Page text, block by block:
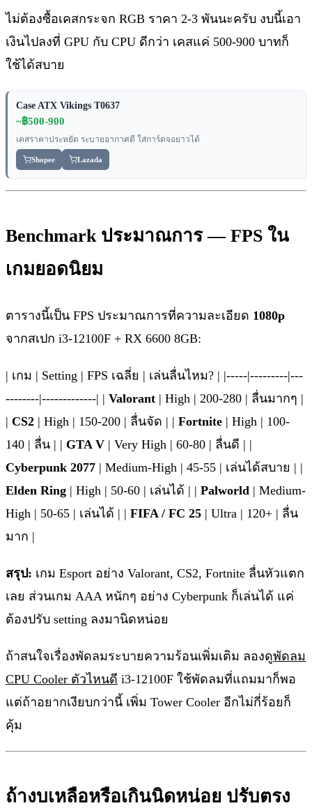
ไม่ต้องซื้อเคสกระจก RGB ราคา 2-3 พันนะครับ งบนี้เอา
เงินไปลงที่ GPU กับ CPU ดีกว่า เคสแค่ 500-900 บาทก็
ใช้ได้สบาย
Case ATX Vikings T0637
~฿500-900
เคสราคาประหยัด ระบายอากาศดี ใส่การ์ดจอยาวได้
Shopee Lazada
Benchmark ประมาณการ — FPS ใน
เกมยอดนิยม
ตารางนี้เป็น FPS ประมาณการที่ความละเอียด 1080p
จากสเปก i3-12100F + RX 6600 8GB:
| เกม | Setting | FPS เฉลี่ย | เล่นลื่นไหม? | |-----|---------|---
--------|-------------| | Valorant | High | 200-280 | ลื่นมากๆ |
| CS2 | High | 150-200 | ลื่นจัด | | Fortnite | High | 100-
140 | ลื่น | | GTA V | Very High | 60-80 | ลื่นดี | |
Cyberpunk 2077 | Medium-High | 45-55 | เล่นได้สบาย | |
Elden Ring | High | 50-60 | เล่นได้ | | Palworld | Medium-
High | 50-65 | เล่นได้ | | FIFA / FC 25 | Ultra | 120+ | ลื่น
มาก |
สรุป: เกม Esport อย่าง Valorant, CS2, Fortnite ลื่นหัวแตก
เลย ส่วนเกม AAA หนักๆ อย่าง Cyberpunk ก็เล่นได้ แค่
ต้องปรับ setting ลงมานิดหน่อย
ถ้าสนใจเรื่องพัดลมระบายความร้อนเพิ่มเติม ลองดูพัดลม
CPU Cooler ตัวไหนดี i3-12100F ใช้พัดลมที่แถมมาก็พอ
แต่ถ้าอยากเงียบกว่านี้ เพิ่ม Tower Cooler อีกไม่กี่ร้อยก็
คุ้ม
ถ้างบเหลือหรือเกินนิดหน่อย ปรับตรง